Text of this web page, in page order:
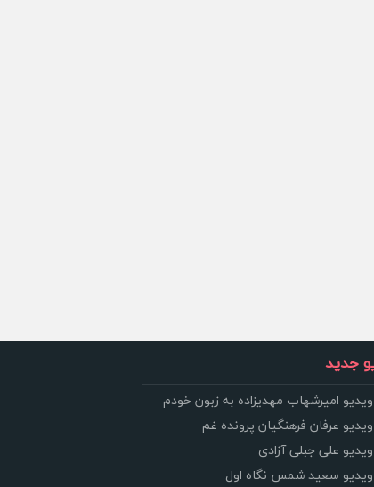
جدید
امیرشهاب مهدیزاده به زبون خودم
عرفان فرهنگیان پرونده غم
علی جبلی آزادی
ویدیو سعید شمس نگاه اول